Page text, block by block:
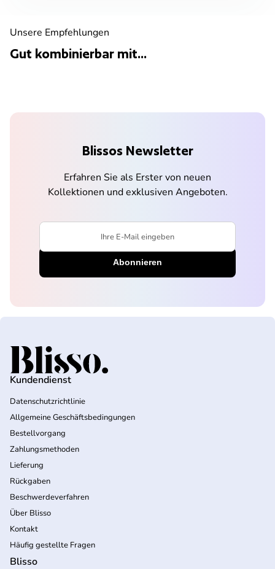
Unsere Empfehlungen
Gut kombinierbar mit...
Blissos Newsletter
Erfahren Sie als Erster von neuen
Kollektionen und exklusiven Angeboten.
Ihre E-Mail eingeben
Startseite
Kundendienst
Datenschutzrichtlinie
Allgemeine Geschäftsbedingungen
Bestellvorgang
Zahlungsmethoden
Lieferung
Rückgaben
Beschwerdeverfahren
Über Blisso
Kontakt
Häufig gestellte Fragen
Blisso